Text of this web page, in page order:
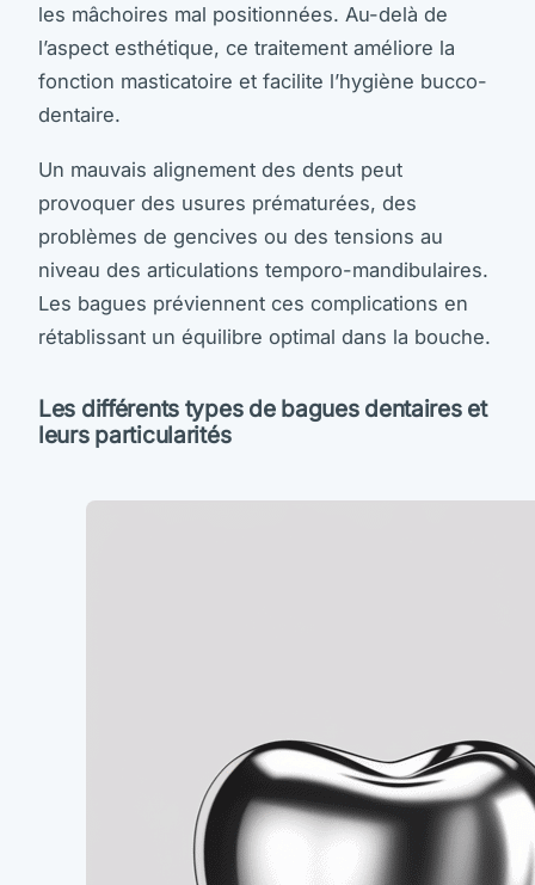
les mâchoires mal positionnées. Au-delà de
l’aspect esthétique, ce traitement améliore la
fonction masticatoire et facilite l’hygiène bucco-
dentaire.
Un mauvais alignement des dents peut
provoquer des usures prématurées, des
problèmes de gencives ou des tensions au
niveau des articulations temporo-mandibulaires.
Les bagues préviennent ces complications en
rétablissant un équilibre optimal dans la bouche.
Les différents types de bagues dentaires et
leurs particularités